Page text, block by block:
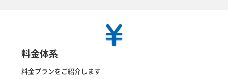
料金体系
料金プランをご紹介します